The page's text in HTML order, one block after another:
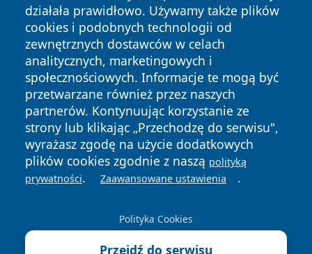
działała prawidłowo. Używamy także plików
cookies i podobnych technologii od
zewnętrznych dostawców w celach
analitycznych, marketingowych i
społecznościowych. Informacje te mogą być
przetwarzane również przez naszych
partnerów. Kontynuując korzystanie ze
strony lub klikając „Przechodzę do serwisu",
wyrażasz zgodę na użycie dodatkowych
plików cookies zgodnie z naszą polityką
prywatności. Zaawansowane ustawienia .
Polityka Cookies
Przejdź do serwisu
Copyright © 2026 infolomza.pl Wszystkie prawa zastrzeżone.
News Autorzy
Polityka
Prywatności
Polityka
Cookies